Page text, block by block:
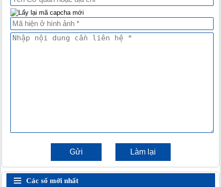
Gửi Làm lại
Các số mới nhất